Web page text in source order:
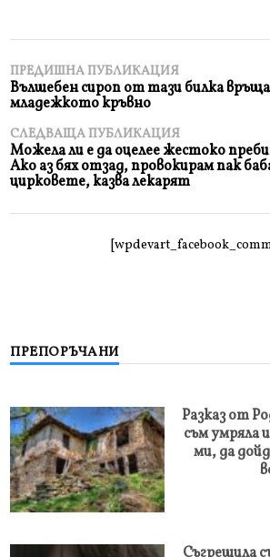
ПРЕДИШНА ПУБЛИКАЦИЯ
Вълшебен сироп от тази билка
младежкото кръвно
СЛЕДВАЩА ПУБЛИКАЦИЯ
Можела ли е да оцелее жестоко
Ако аз бях отзад, провокирам пак
цирковете, казва лекарят
ПРЕПОРЪЧАНИ
Разказ от
съм умряла
ми, да